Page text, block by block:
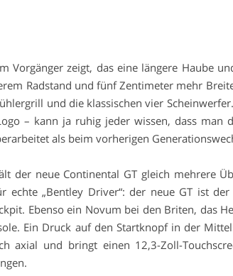
Vorgänger zeigt, das eine längere Haube
Radstand und fünf Zentimeter mehr
und die klassischen vier
– kann ja ruhig jeder wissen, dass man
als beim vorherigen
der neue Continental GT gleich mehrere
echte „Bentley Driver“: der neue GT ist
Ebenso ein Novum bei den Briten, das
Ein Druck auf den Startknopf in der
axial und bringt einen 12,3-Zoll-